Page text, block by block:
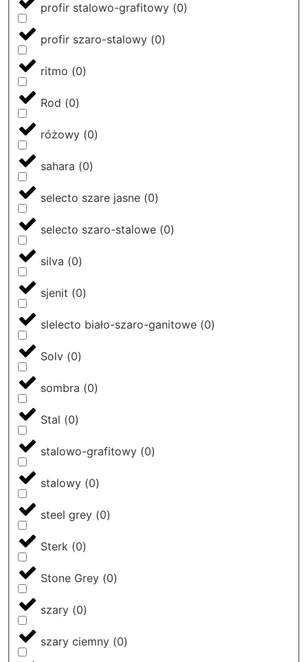
profir stalowo-grafitowy (0)
profir szaro-stalowy (0)
ritmo (0)
Rod (0)
różowy (0)
sahara (0)
selecto szare jasne (0)
selecto szaro-stalowe (0)
silva (0)
sjenit (0)
slelecto biało-szaro-ganitowe (0)
Solv (0)
sombra (0)
Stal (0)
stalowo-grafitowy (0)
stalowy (0)
steel grey (0)
Sterk (0)
Stone Grey (0)
szary (0)
szary ciemny (0)